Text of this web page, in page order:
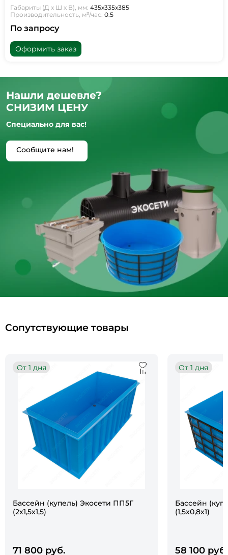
Габариты (Д х Ш х В), мм: 435х335х385
Производительность, м³/час: 0.5
По запросу
Оформить заказ
Нашли дешевле?
СНИЗИМ ЦЕНУ
Специально для вас!
Сообщите нам!
Сопутствующие товары
От 1 дня
Бассейн (купель) Экосети ПП5Г
(2х1,5х1,5)
71 800 руб.
От 1 дня
Бассейн
(1,5х0,8х1)
58 100 руб.